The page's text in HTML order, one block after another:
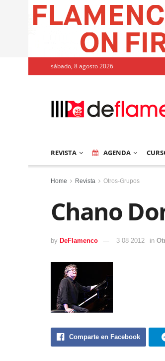
sábado, 8 agosto 2026
REVISTA AGENDA
Home Revista Otros-Grupos
Chano
by DeFlamenco 3 08 2012 in
Comparte en Facebook